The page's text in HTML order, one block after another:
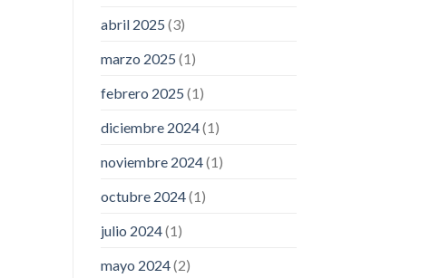
abril 2025 (3)
marzo 2025 (1)
febrero 2025 (1)
diciembre 2024(1)
noviembre 2024(1)
octubre 2024(1)
julio 2024(1)
mayo 2024(2)